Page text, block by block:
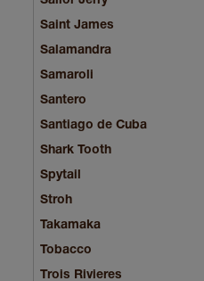
Saint James
Salamandra
Samaroli
Santero
Santiago de Cuba
Shark Tooth
Spytail
Stroh
Takamaka
Tobacco
Trois Rivieres